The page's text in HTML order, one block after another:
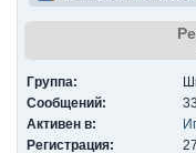
Группа:
Сообщений:
Активен в:
Регистрация: